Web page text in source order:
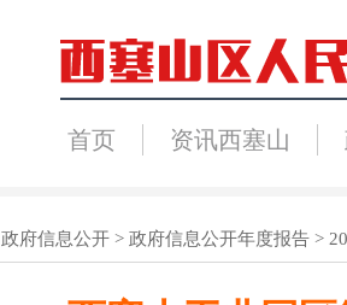
首页 资讯西塞山
政府信息公开 > 政府信息公开年度报告 >